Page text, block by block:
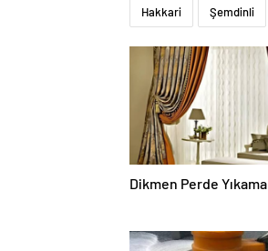
Hakkari Şemdinli
Dikmen Perde Yıkama